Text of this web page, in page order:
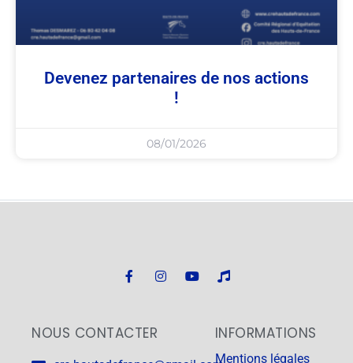
Devenez partenaires de nos actions
!
08/01/2026
NOUS CONTACTER INFORMATIONS
Mentions légales